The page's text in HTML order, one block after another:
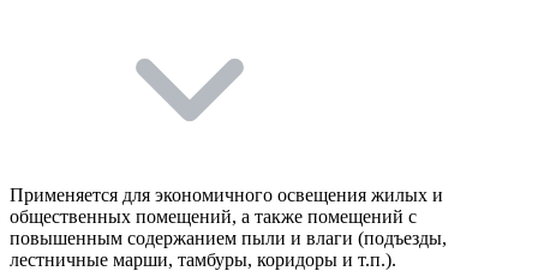
Применяется для экономичного освещения жилых и
общественных помещений, а также помещений с
повышенным содержанием пыли и влаги (подъезды,
лестничные марши, тамбуры, коридоры и т.п.).